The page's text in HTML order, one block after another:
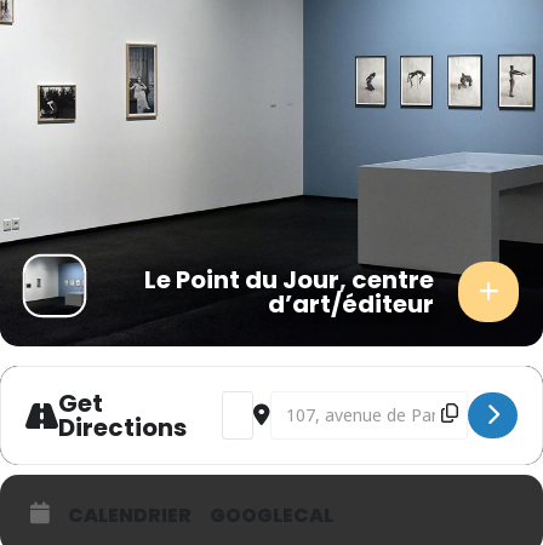
Le Point du Jour, centre
d’art/éditeur
Get
Directions
Address - Un monde imparfait
Destination Address - Un